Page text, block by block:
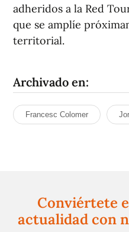
adheridos a la Red
que se amplíe
territorial.
Archivado en:
Francesc Colomer
Conviértete
actualidad con